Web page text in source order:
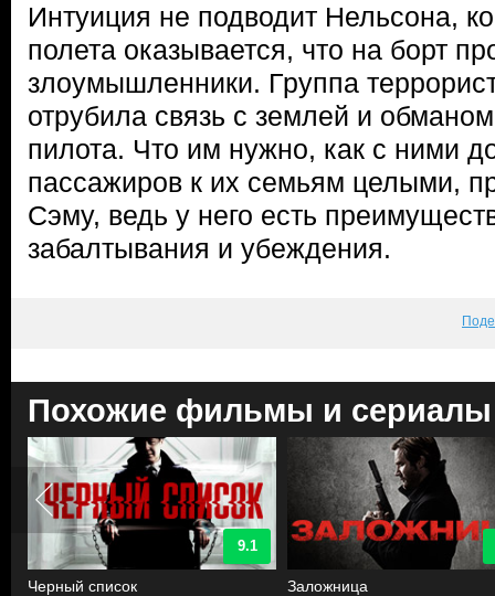
Интуиция не подводит Нельсона,
полета оказывается, что на борт
злоумышленники. Группа
отрубила связь с землей и
пилота. Что им нужно, как с ними
пассажиров к их семьям целыми,
Сэму, ведь у него есть
забалтывания и убеждения.
Похожие фильмы и сериалы
9.1
Черный список Заложница